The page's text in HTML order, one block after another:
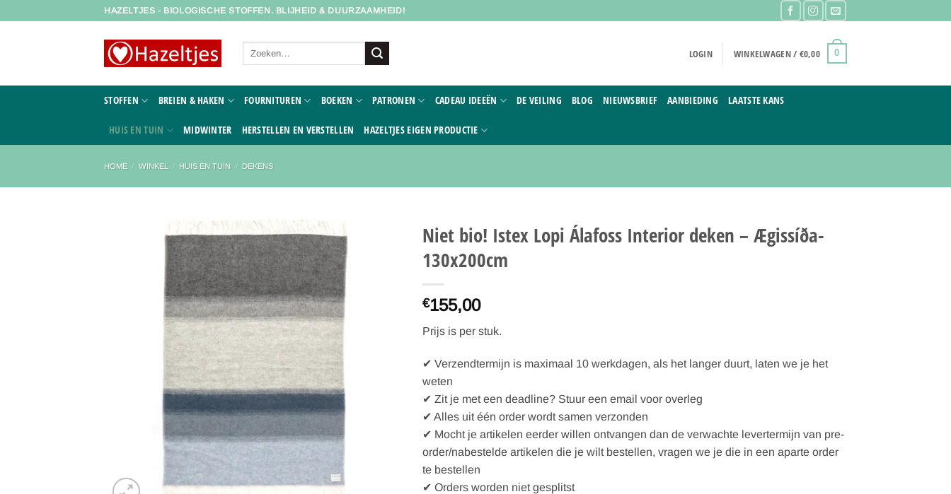
HAZELTJES - BIOLOGISCHE STOFFEN. BLIJHEID & DUURZAAMHEID!
Zoeken
LOGIN WINKELWAGEN / €0,00 0
STOFFEN BREIEN & HAKEN FOURNITUREN BOEKEN PATRONEN CADEAU IDEEËN DE VEILING BLOG NIEUWSBRIEF AANBIEDING LAATSTE KANS
HUIS EN TUIN MIDWINTER HERSTELLEN EN VERSTELLEN HAZELTJES EIGEN PRODUCTIE
HOME / WINKEL / HUIS EN TUIN / DEKENS
Toevoegen
verlanglijst
Niet bio! Istex Lopi Álafoss Interior deken – Ægissíða-
130x200cm
€155,00
Prijs is per stuk.
✔ Verzendtermijn is maximaal 10 werkdagen, als het langer duurt, laten we je het
weten
✔ Zit je met een deadline? Stuur een email voor overleg
✔ Alles uit één order wordt samen verzonden
✔ Mocht je artikelen eerder willen ontvangen dan de verwachte levertermijn van pre-
order/nabestelde artikelen die je wilt bestellen, vragen we je die in een aparte order
te bestellen
✔ Orders worden niet gesplitst